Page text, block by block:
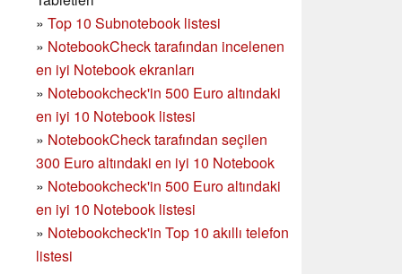
» Top 10 Subnotebook listesi
» NotebookCheck tarafından incelenen
en iyi Notebook ekranları
» Notebookcheck'in 500 Euro altındaki
en iyi 10 Notebook listesi
» NotebookCheck tarafından seçilen
300 Euro altındaki en iyi 10 Notebook
» Notebookcheck'in 500 Euro altındaki
en iyi 10 Notebook listesi
» Notebookcheck'in Top 10 akıllı telefon
listesi